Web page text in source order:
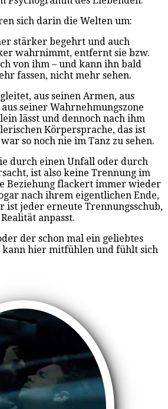
sich darin die Welten um:
stärker begehrt und auch
wahrnimmt, entfernt sie bzw.
von ihm – und kann ihn bald
fassen, nicht mehr sehen.
aus seinen Armen, aus
seiner Wahrnehmungszone
lässt und dennoch nach ihm
Körpersprache, das ist
so noch nie im Tanz zu sehen.
durch einen Unfall oder durch
ist also keine Trennung im
Beziehung flackert immer wieder
nach ihrem eigentlichen Ende,
ist jeder erneute Trennungsschub,
anpasst.
der schon mal ein geliebtes
kann hier mitfühlen und fühlt sich